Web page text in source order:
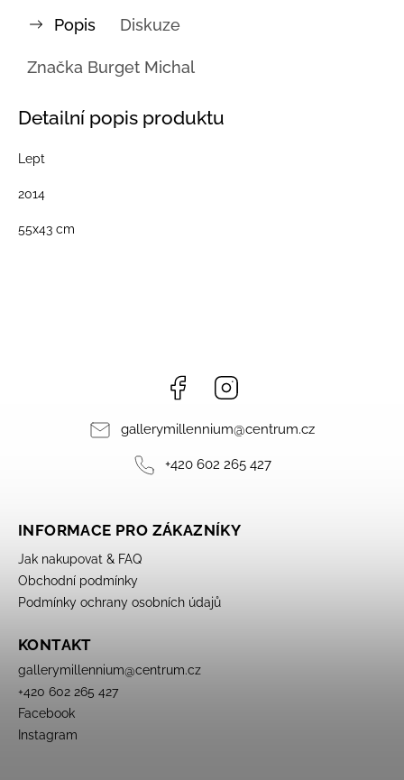
Popis Diskuze
Značka Burget Michal
Detailní popis produktu
Lept
2014
55x43 cm
Facebook
gallerymillennium@centrum.cz
+420 602 265 427
INFORMACE PRO ZÁKAZNÍKY
Jak nakupovat & FAQ
Obchodní podmínky
Podmínky ochrany osobních údajů
KONTAKT
gallerymillennium@centrum.cz
+420 602 265 427
Facebook
Instagram